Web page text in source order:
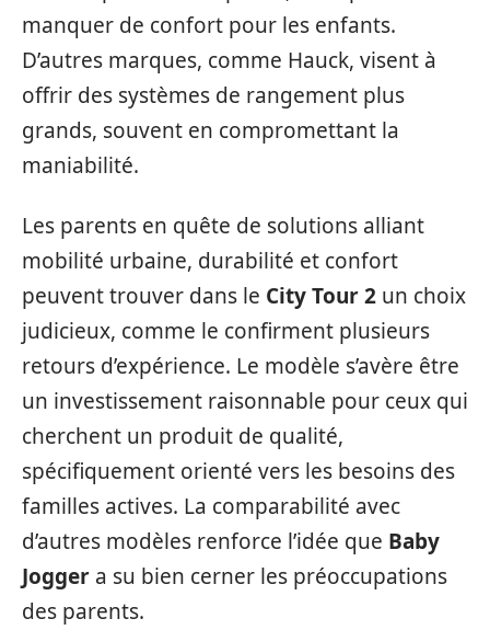
manquer de confort pour les enfants.
D’autres marques, comme Hauck, visent à
offrir des systèmes de rangement plus
grands, souvent en compromettant la
maniabilité.
Les parents en quête de solutions alliant
mobilité urbaine, durabilité et confort
peuvent trouver dans le City Tour 2 un choix
judicieux, comme le confirment plusieurs
retours d’expérience. Le modèle s’avère être
un investissement raisonnable pour ceux qui
cherchent un produit de qualité,
spécifiquement orienté vers les besoins des
familles actives. La comparabilité avec
d’autres modèles renforce l’idée que Baby
Jogger a su bien cerner les préoccupations
des parents.